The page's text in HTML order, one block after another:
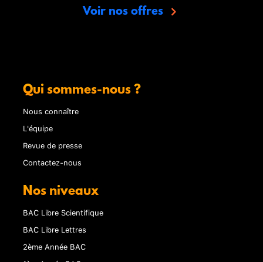
Voir nos offres
Qui sommes-nous ?
Nous connaître
L'équipe
Revue de presse
Contactez-nous
Nos niveaux
BAC Libre Scientifique
BAC Libre Lettres
2ème Année BAC